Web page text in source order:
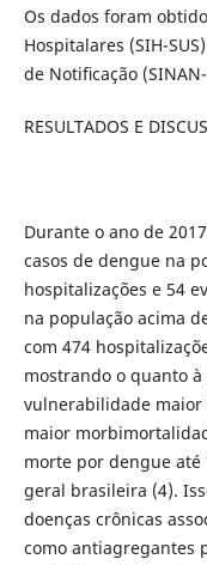
Os dados foram
Hospitalares (SIH-
de Notiﬁcação
RESULTADOS E
Durante o ano de
casos de dengue na
hospitalizações e 54
na população acima
com 474
mostrando o quanto
vulnerabilidade maior
maior
morte por dengue até
geral brasileira (4).
doenças crônicas
como antiagregantes